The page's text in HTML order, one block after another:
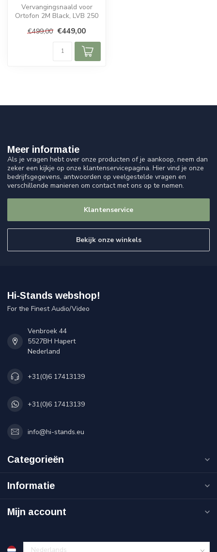
Vervangingsnaald voor
Ortofon 2M Black, LVB 250
1000...
€499,00 €449,00
Meer informatie
Als je vragen hebt over onze producten of je aankoop, neem dan
zeker een kijkje op onze klantenservicepagina. Hier vind je onze
bedrijfsgegevens, antwoorden op veelgestelde vragen en
verschillende manieren om contact met ons op te nemen.
Klantenservice
Bekijk onze winkels
Hi-Stands webshop!
For the Finest Audio/Video
Venbroek 44
5527BH Hapert
Nederland
+31(0)6 17413139
+31(0)6 17413139
info@hi-stands.eu
Categorieën
Informatie
Mijn account